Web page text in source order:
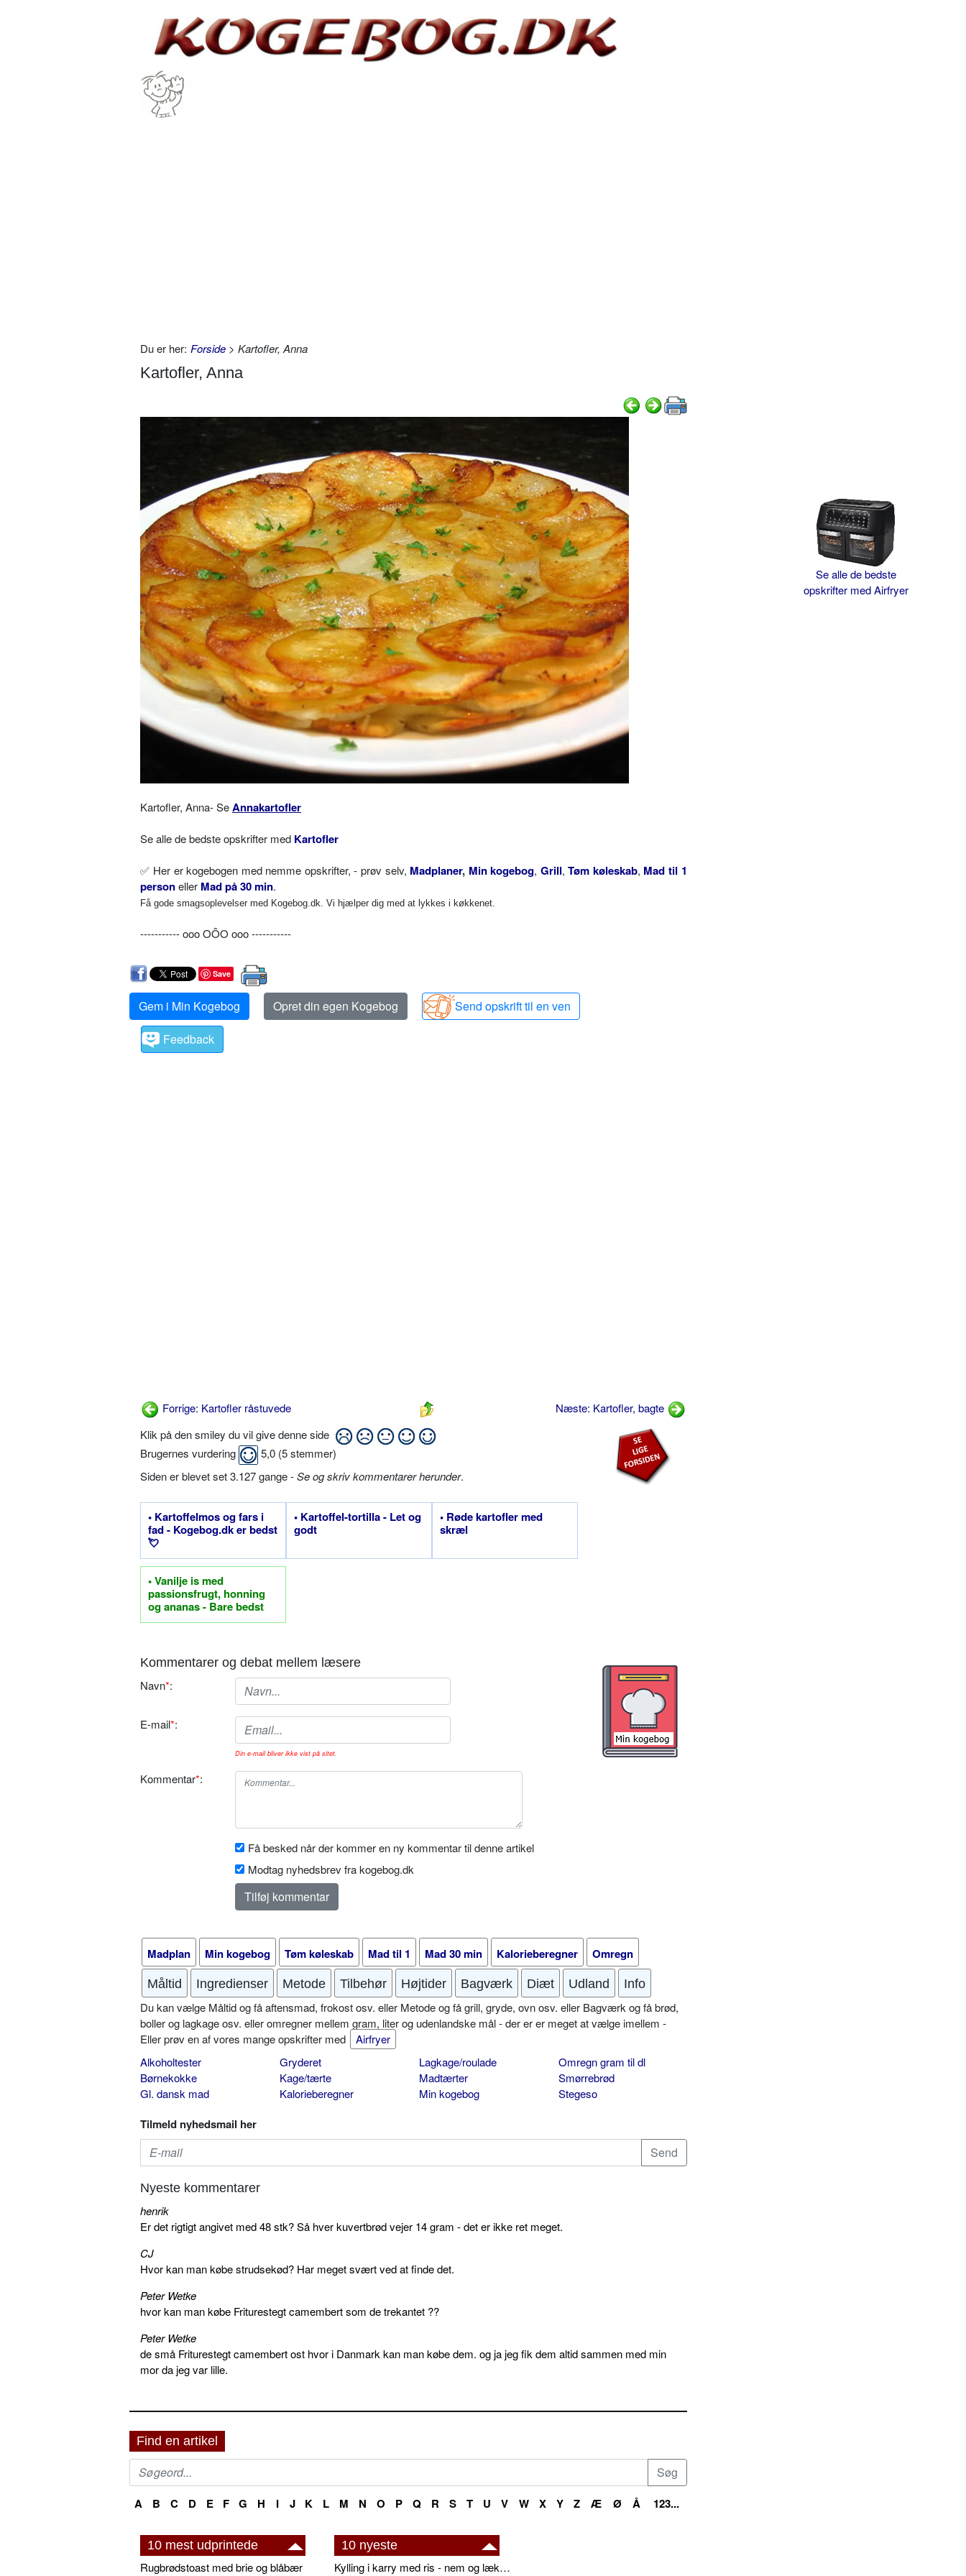
Du er her: Forside > Kartofler, Anna
Kartofler, Anna
Kartofler, Anna- SeAnnakartofler
Se alle de bedste opskrifter med Kartofler
✅ Her er kogebogen med nemme opskrifter, - prøv selv, Madplaner, Min kogebog, Grill,Tøm køleskab, Mad til 1
personeller Mad på 30 min.
Få gode smagsoplevelser med Kogebog.dk. Vi hjælper dig med at lykkes i køkkenet.
----------- ooo OÔO ooo -----------
Save
Gem i Min Kogebog Opret din egen Kogebog
Send opskrift til en ven
Feedback
Forrige: Kartofler råstuvede
Næste: Kartofler, bagte
Klik på den smiley du vil give denne side
Brugernes vurdering
5,0 (5stemmer)
Siden er blevet set 3.127 gange -Se og skriv kommentarer herunder.
• Kartoffelmos og fars i
fad - Kogebog.dk er bedst
💘
• Kartoffel-tortilla - Let og
godt
• Røde kartofler med
skræl
• Vanilje is med
passionsfrugt, honning
og ananas - Bare bedst
Kommentarer og debat mellem læsere
Navn*:
E-mail*:
Din e-mail bliver ikke vist på sitet.
Kommentar*:
Få besked når der kommer en ny kommentar til denne artikel
Modtag nyhedsbrev fra kogebog.dk
Madplan Min kogebog Tøm køleskab Mad til 1 Mad 30 min Kalorieberegner Omregn
Måltid Ingredienser Metode Tilbehør Højtider Bagværk Diæt Udland Info
Du kan vælge Måltid og få aftensmad, frokost osv. eller Metode og få grill, gryde, ovn osv. eller Bagværk og få brød,
boller og lagkage osv. eller omregner mellem gram, liter og udenlandske mål - der er er meget at vælge imellem -
Eller prøv en af vores mange opskrifter med
Airfryer
Alkoholtester
Børnekokke
Gl. dansk mad
Gryderet
Kage/tærte
Kalorieberegner
Lagkage/roulade
Madtærter
Min kogebog
Omregn gram til dl
Smørrebrød
Stegeso
Tilmeld nyhedsmail her
Nyeste kommentarer
henrik
Er det rigtigt angivet med 48 stk? Så hver kuvertbrød vejer 14 gram - det er ikke ret meget.
CJ
Hvor kan man købe strudsekød? Har meget svært ved at finde det.
Peter Wetke
hvor kan man købe Friturestegt camembert som de trekantet ??
Peter Wetke
de små Friturestegt camembert ost hvor i Danmark kan man købe dem. og ja jeg fik dem altid sammen med min
mor da jeg var lille.
Find en artikel
A B C D E F G H I J K L M N O P Q R S T U V W X Y Z Æ Ø Å 123...
10 mest udprintede
Rugbrødstoast med brie og blåbær
10 nyeste
Kylling i karry med ris - nem og lækker
Se alle de bedste
opskrifter med Airfryer